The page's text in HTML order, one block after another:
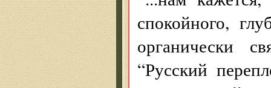
спокойного,
органически
“Русский